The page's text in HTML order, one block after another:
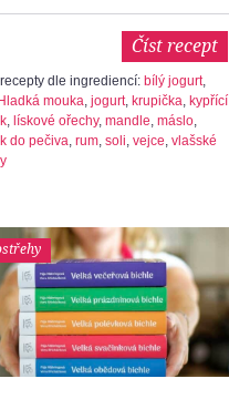
Číst recept
dle ingrediencí: bílý jogurt,
mouka, jogurt, krupička, kypřící
, lískové ořechy, mandle, máslo,
do pečiva, rum, soli, vejce, vlašské